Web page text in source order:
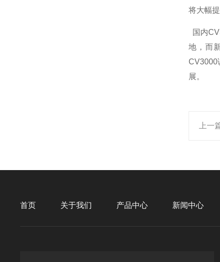
将大幅
国内
地，而
CV3000
展。
上一
首页 关于我们 产品中心 新闻中心